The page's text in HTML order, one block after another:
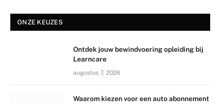
ONZE KEUZES
Ontdek jouw bewindvoering opleiding bij
Learncare
augustus 7, 2026
Waarom kiezen voor een auto abonnement